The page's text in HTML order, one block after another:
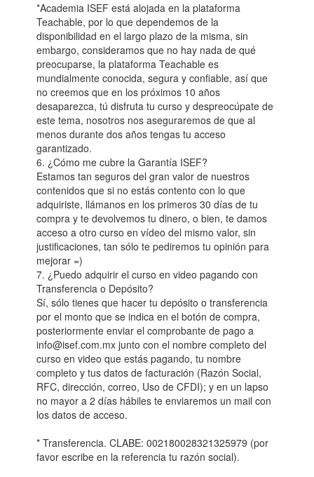
*Academia ISEF está alojada en la plataforma
Teachable, por lo que dependemos de la
disponibilidad en el largo plazo de la misma, sin
embargo, consideramos que no hay nada de qué
preocuparse, la plataforma Teachable es
mundialmente conocida, segura y confiable, así que
no creemos que en los próximos 10 años
desaparezca, tú disfruta tu curso y despreocúpate de
este tema, nosotros nos aseguraremos de que al
menos durante dos años tengas tu acceso
garantizado.
6. ¿Cómo me cubre la Garantía ISEF?
Estamos tan seguros del gran valor de nuestros
contenidos que si no estás contento con lo que
adquiriste, llámanos en los primeros 30 días de tu
compra y te devolvemos tu dinero, o bien, te damos
acceso a otro curso en vídeo del mismo valor, sin
justificaciones, tan sólo te pediremos tu opinión para
mejorar =)
7. ¿Puedo adquirir el curso en video pagando con
Transferencia o Depósito?
Sí, sólo tienes que hacer tu depósito o transferencia
por el monto que se indica en el botón de compra,
posteriormente enviar el comprobante de pago a
info@isef.com.mx junto con el nombre completo del
curso en video que estás pagando, tu nombre
completo y tus datos de facturación (Razón Social,
RFC, dirección, correo, Uso de CFDI); y en un lapso
no mayor a 2 días hábiles te enviaremos un mail con
los datos de acceso.
* Transferencia. CLABE: 002180028321325979 (por
favor escribe en la referencia tu razón social).